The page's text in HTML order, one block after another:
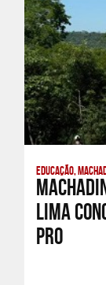
Educação,
Lima
Pro